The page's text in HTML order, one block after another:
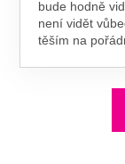
bude hodně
není vidět
těším na